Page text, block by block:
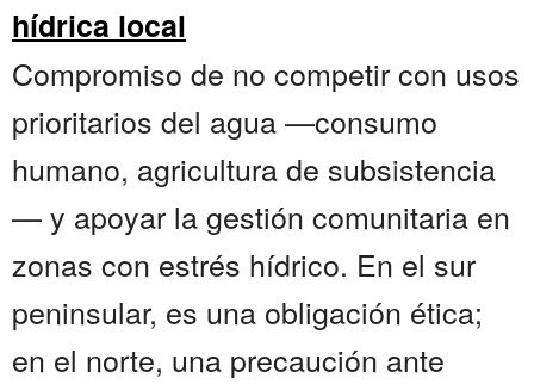
hídrica local
Compromiso de no competir con usos
prioritarios del agua —consumo
humano, agricultura de subsistencia
— y apoyar la gestión comunitaria en
zonas con estrés hídrico. En el sur
peninsular, es una obligación ética;
en el norte, una precaución ante